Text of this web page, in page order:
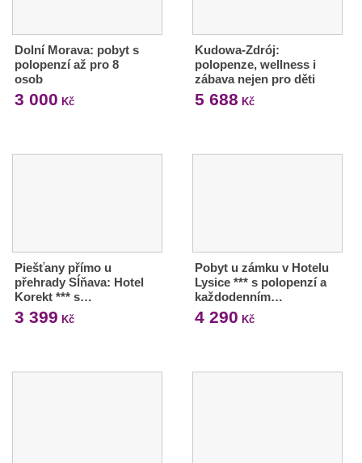
Dolní Morava: pobyt s
polopenzí až pro 8
osob
3 000 Kč
Kudowa-Zdrój:
polopenze, wellness i
zábava nejen pro děti
5 688 Kč
Piešťany přímo u
přehrady Sĺňava: Hotel
Korekt *** s…
3 399 Kč
Pobyt u zámku v Hotelu
Lysice *** s polopenzí a
každodenním…
4 290 Kč